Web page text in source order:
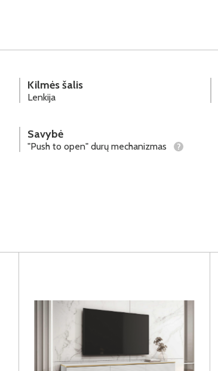
Kilmės šalis
Lenkija
Savybė
"Push to open" durų mechanizmas ?